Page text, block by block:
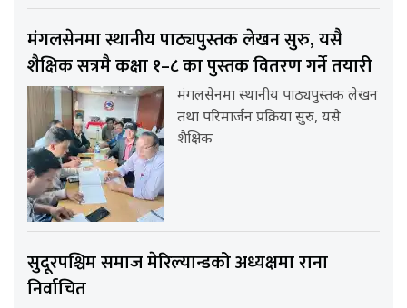
मंगलसेनमा स्थानीय पाठ्यपुस्तक लेखन सुरु, यसै
शैक्षिक सत्रमै कक्षा १–८ का पुस्तक वितरण गर्ने तयारी
मंगलसेनमा स्थानीय पाठ्यपुस्तक लेखन
तथा परिमार्जन प्रक्रिया सुरु, यसै
शैक्षिक
सुदूरपश्चिम समाज मेरिल्यान्डको अध्यक्षमा राना
निर्वाचित